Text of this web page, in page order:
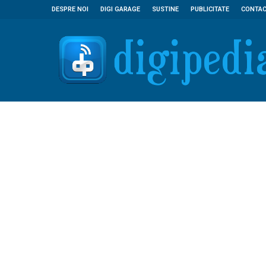
DESPRE NOI DIGI GARAGE SUSTINE PUBLICITATE